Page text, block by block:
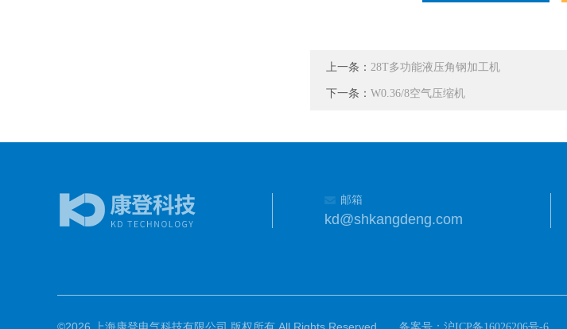
上一条： 28T多功能液压角钢加工机
下一条： W0.36/8空气压缩机
邮箱
kd@shkangdeng.com